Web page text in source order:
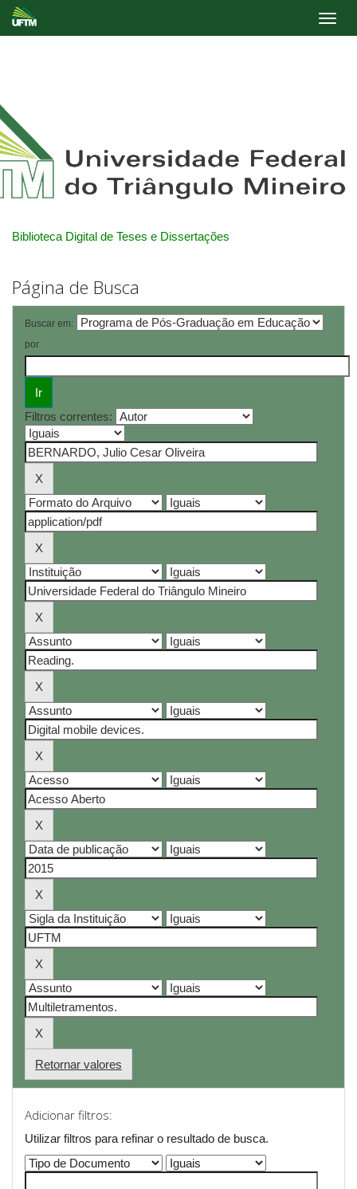
Biblioteca Digital de Teses e Dissertações
Página de Busca
Buscar em:
por
Filtros correntes:
Retornar valores
Adicionar filtros:
Utilizar filtros para refinar o resultado de busca.